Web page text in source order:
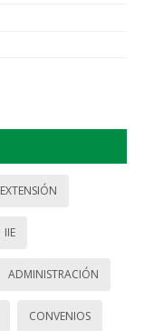
EXTENSIÓN
IIE
ADMINISTRACIÓN
CONVENIOS